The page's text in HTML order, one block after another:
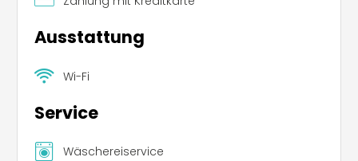
Ausstattung
Wi-Fi
Service
Wäschereiservice